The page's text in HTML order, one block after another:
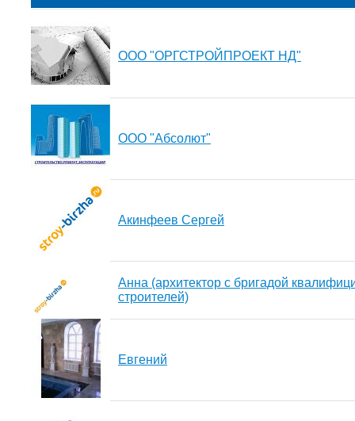
ООО "ОРГСТРОЙПРОЕКТ НД"
ООО "Абсолют"
Акинфеев Сергей
Анна (архитектор с бригадой
строителей)
Евгений